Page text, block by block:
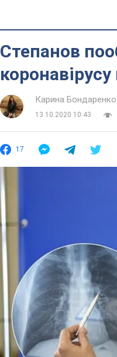
Степанов
Карина Бондаренко
13.10.2020 10:43
17